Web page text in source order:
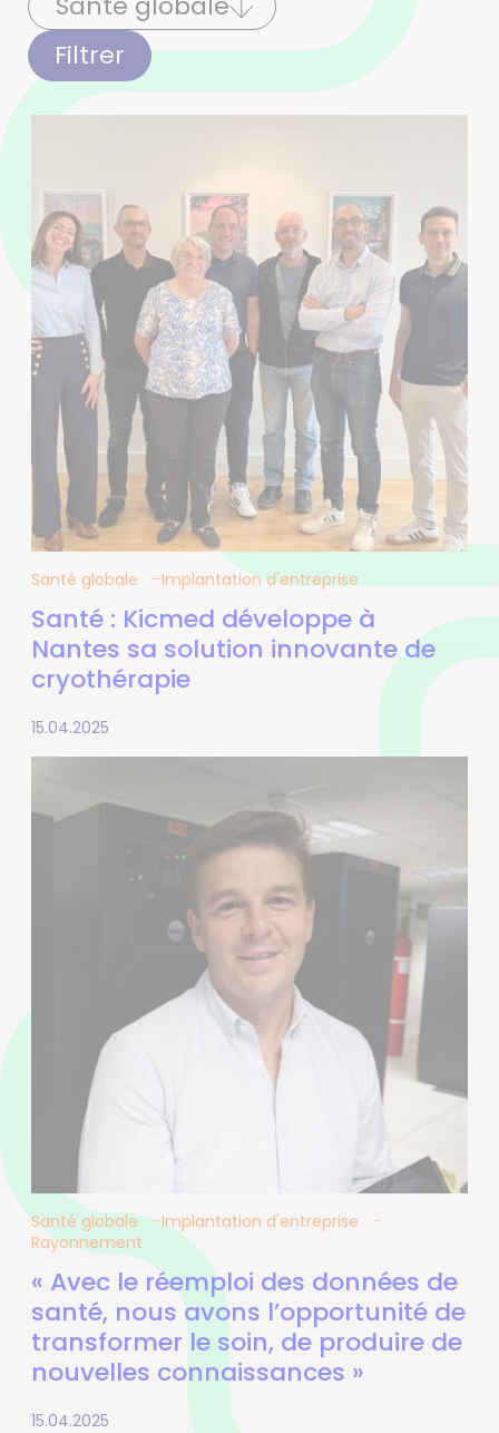
Filtrer
Santé globale Implantation d'entreprise
Santé : Kicmed développe à
Nantes sa solution innovante de
cryothérapie
15.04.2025
Santé globale
Implantation d'entreprise
Rayonnement
« Avec le réemploi des données de
santé, nous avons l’opportunité de
transformer le soin, de produire de
nouvelles connaissances »
15.04.2025